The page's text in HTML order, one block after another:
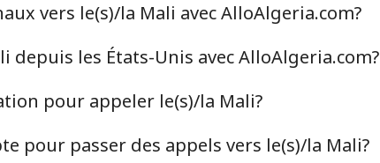
9 min pour ⁦$5⁩
12 min pour ⁦$5⁩
8 min pour ⁦$5⁩
vers le(s)/la Mali avec AlloAlgeria.com?
depuis les États-Unis avec AlloAlgeria.com?
pour appeler le(s)/la Mali?
pour passer des appels vers le(s)/la Mali?